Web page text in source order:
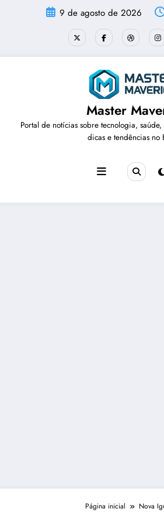
9 de agosto de 2026
Master
Portal de notícias sobre tecnologia,
dicas e tendências no
Página inicial Nova